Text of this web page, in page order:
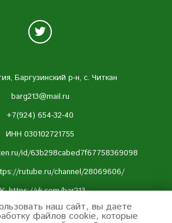
наш сайт, вы даете
файлов cookie, которые
Баргузинский р-н, с. Читкан
barg213@mail.ru
+7(924) 654-32-40
ИНН 030102721755
id/63b298cabed7f67758369098
rutube.ru/channel/28069606/
https://vk.com/bar213
https://t.me/barguzin213